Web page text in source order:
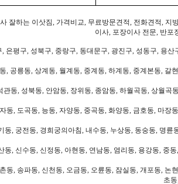
잘하는 이삿짐, 가격비교, 무료방문견적, 전화견적,
이사, 포장이사 전문, 반포
은평구, 성북구, 중랑구, 동대문구, 광진구, 성동구, 용
, 공릉동, 상계동, 월계동, 중계동, 하계동, 중계본동,
관동, 성북동, 안암동, 장위동, 종암동, 하월곡동, 상월
동, 도곡동, 능동, 자양동, 중곡동, 화양동, 금호동, 마
동, 궁전동, 경희궁의아침, 내수동, 누상동, 동숭동, 명
동, 신수동, 신정동, 아현동, 연남동, 염리동, 용강동, 중
동, 송파동, 신천동, 오금동, 오륜동, 잠실동, 개포동,
초